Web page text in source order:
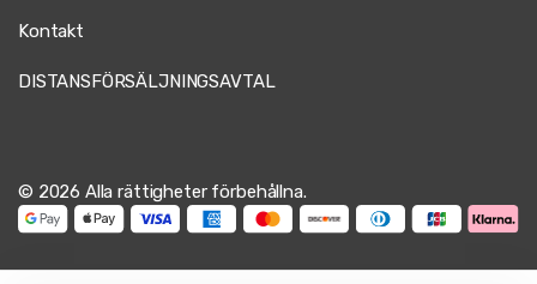
Kontakt
DISTANSFÖRSÄLJNINGSAVTAL
© 2026 Alla rättigheter förbehållna.